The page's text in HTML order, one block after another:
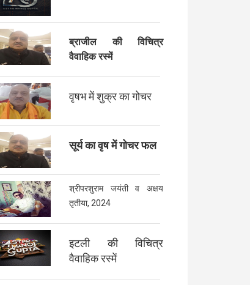
ब्राजील की विचित्र
वैवाहिक रस्में
वृषभ में शुक्र का गोचर
सूर्य का वृष में गोचर फल
श्रीपरशुराम जयंती व अक्षय
तृतीया, 2024
इटली की विचित्र
वैवाहिक रस्में